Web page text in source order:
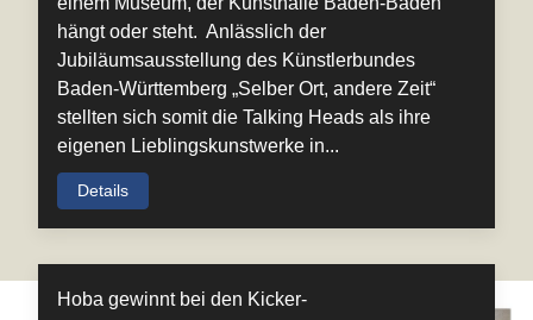
hängt oder steht. Anlässlich der
Jubiläumsausstellung des Künstlerbundes
Baden-Württemberg „Selber Ort, andere Zeit“
stellten sich somit die Talking Heads als ihre
eigenen Lieblingskunstwerke in...
Details
Hoba gewinnt bei den Kicker-